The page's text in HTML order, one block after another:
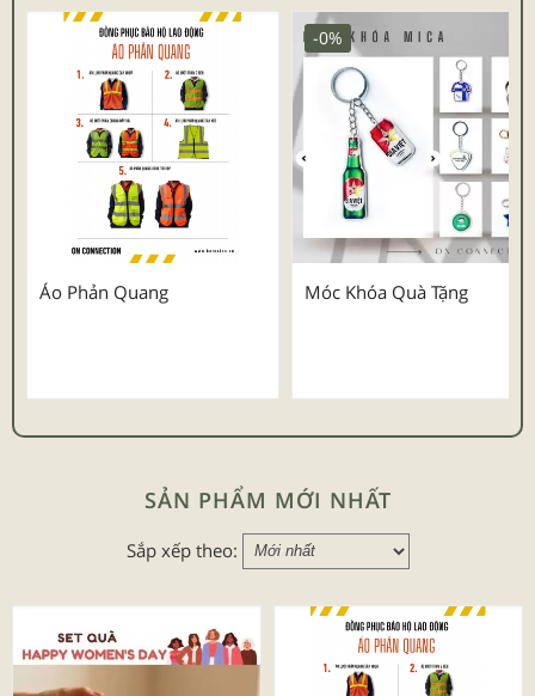
Áo Phản Quang Móc Khóa Quà Tặng
-0%
SẢN PHẨM MỚI NHẤT
Sắp xếp theo: